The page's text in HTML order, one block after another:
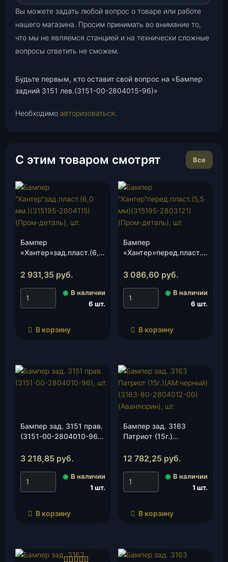
Вы можете задать любой вопрос о товаре или работе
нашего магазина. Просим принимать во внимание то,
что мы не являемся станцией и на технически сложные
вопросы ответить не сможем.
Будьте первым, кто оставит свой вопрос на «Бампер
задний 3151 лев.(3151-00-2804015-96)»
Необходимо авторизоваться.
С этим товаром смотрят Все
Бампер
«Хантер»зад.пласт.(6,0
(Пром-деталь), шт.
2 931,35 руб.
◉ В наличии
6 шт.
В корзину
Бампер
«Хантер»перед.пласт.
2803121)(Пром-
3 086,60 руб.
◉ В наличии
6 шт.
В корзину
Бампер зад. 3151 прав.
(3151-00-2804010-96),
3 218,85 руб.
◉ В наличии
1 шт.
В корзину
Бампер зад. 3163
Патриот (15г.)
2804012-00)
12 782,25 руб.
◉ В наличии
1 шт.
В корзину